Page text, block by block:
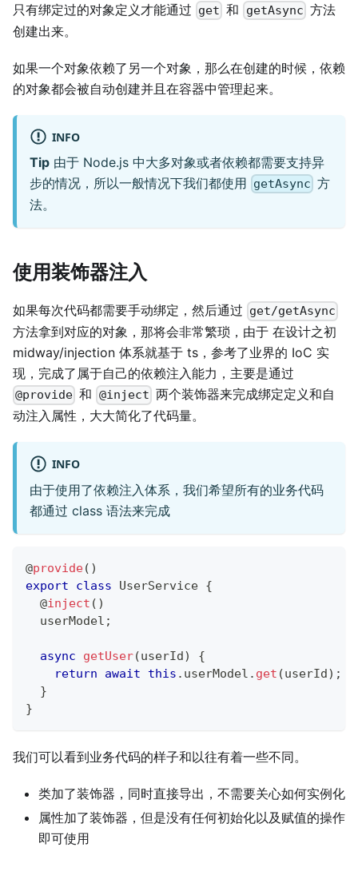
只有绑定过的对象定义才能通过 get 和 getAsync 方法
创建出来。
如果一个对象依赖了另一个对象，那么在创建的时候，依赖
的对象都会被自动创建并且在容器中管理起来。
INFO
Tip 由于 Node.js 中大多对象或者依赖都需要支持异
步的情况，所以一般情况下我们都使用 getAsync 方
法。
使用装饰器注入
如果每次代码都需要手动绑定，然后通过 get/getAsync
方法拿到对应的对象，那将会非常繁琐，由于 在设计之初
midway/injection 体系就基于 ts，参考了业界的 IoC 实
现，完成了属于自己的依赖注入能力，主要是通过
@provide 和 @inject 两个装饰器来完成绑定定义和自
动注入属性，大大简化了代码量。
INFO
由于使用了依赖注入体系，我们希望所有的业务代码
都通过 class 语法来完成
@provide( )
export
class UserService {
@inject ( )
  userModel
;
async getUser(userId)
{
return
await this . userModel . get (userId) ;
}
}
我们可以看到业务代码的样子和以往有着一些不同。
类加了装饰器，同时直接导出，不需要关心如何实例化
属性加了装饰器，但是没有任何初始化以及赋值的操作
即可使用